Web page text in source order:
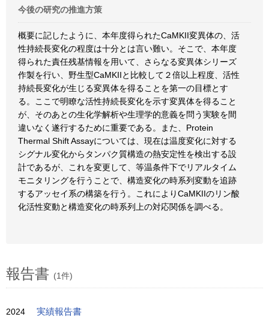
今後の研究の推進方策
概要に記したように、本年度得られたCaMKII変異体の、活
性持続長変化の程度は十分とは言い難い。そこで、本年度
得られた責任残基情報を用いて、さらなる変異体シリーズ
作製を行い、野生型CaMKIIと比較して２倍以上程度、活性
持続長変化が生じる変異体を得ることを第一の目標とす
る。ここで明瞭な活性持続長変化を示す変異体を得ること
が、そのあとの生化学解析や生理学的意義を問う実験を間
違いなく遂行するために重要である。また、Protein
Thermal Shift Assayについては、現在は温度変化に対する
シグナル変化からタンパク質構造の熱安定性を検出する設
計であるが、これを変更して、等温条件下でリアルタイム
モニタリングを行うことで、構造変化の時系列変動を追跡
するアッセイ系の構築を行う。これによりCaMKIIのリン酸
化活性変動と構造変化の時系列上の対応関係を調べる。
報告書 (1件)
2024 実績報告書